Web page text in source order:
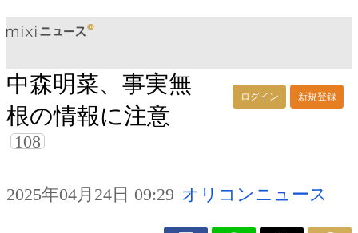
ログイン 新規登録
中森明菜、事実無
根の情報に注意
108
2025年04月24日 09:29 オリコンニュース